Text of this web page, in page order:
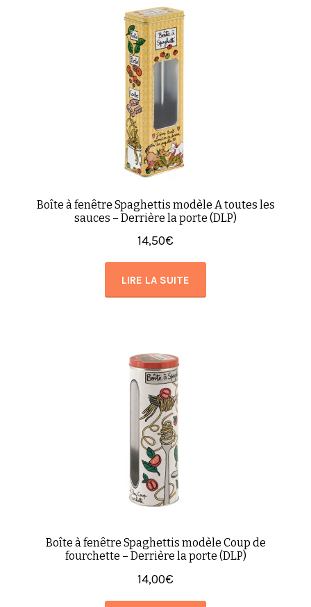
Boîte à fenêtre Spaghettis modèle A toutes les
sauces – Derrière la porte (DLP)
14,50€
LIRE LA SUITE
Boîte à fenêtre Spaghettis modèle Coup de
fourchette – Derrière la porte (DLP)
14,00€